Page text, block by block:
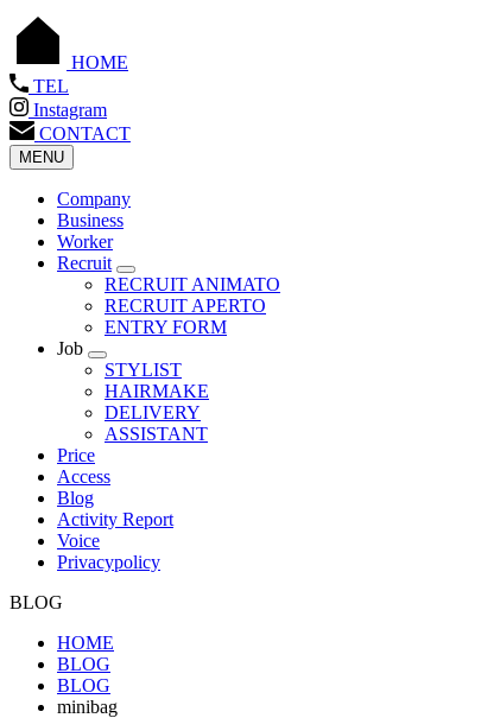
HOME
TEL
Instagram
CONTACT
MENU
Company
Business
Worker
Recruit
RECRUIT ANIMATO
RECRUIT APERTO
ENTRY FORM
Job
STYLIST
HAIRMAKE
DELIVERY
ASSISTANT
Price
Access
Blog
Activity Report
Voice
Privacypolicy
BLOG
HOME
BLOG
BLOG
minibag